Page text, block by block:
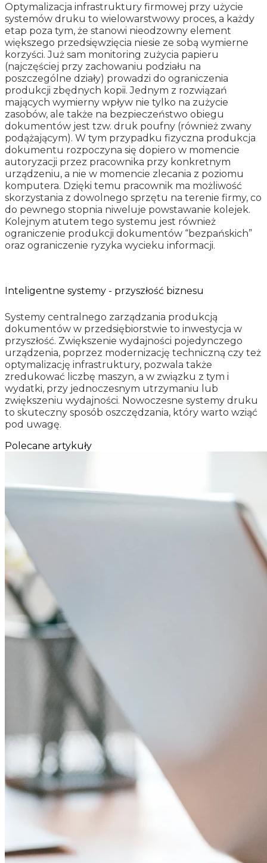
Optymalizacja infrastruktury firmowej przy użycie
systemów druku to wielowarstwowy proces, a każdy
etap poza tym, że stanowi nieodzowny element
większego przedsięwzięcia niesie ze sobą wymierne
korzyści. Już sam monitoring zużycia papieru
(najczęściej przy zachowaniu podziału na
poszczególne działy) prowadzi do ograniczenia
produkcji zbędnych kopii. Jednym z rozwiązań
mających wymierny wpływ nie tylko na zużycie
zasobów, ale także na bezpieczeństwo obiegu
dokumentów jest tzw. druk poufny (również zwany
podążającym). W tym przypadku fizyczna produkcja
dokumentu rozpoczyna się dopiero w momencie
autoryzacji przez pracownika przy konkretnym
urządzeniu, a nie w momencie zlecania z poziomu
komputera. Dzięki temu pracownik ma możliwość
skorzystania z dowolnego sprzętu na terenie firmy, co
do pewnego stopnia niweluje powstawanie kolejek.
Kolejnym atutem tego systemu jest również
ograniczenie produkcji dokumentów “bezpańskich”
oraz ograniczenie ryzyka wycieku informacji.
Inteligentne systemy - przyszłość biznesu
Systemy centralnego zarządzania produkcją
dokumentów w przedsiębiorstwie to inwestycja w
przyszłość. Zwiększenie wydajności pojedynczego
urządzenia, poprzez modernizację techniczną czy też
optymalizację infrastruktury, pozwala także
zredukować liczbę maszyn, a w związku z tym i
wydatki, przy jednoczesnym utrzymaniu lub
zwiększeniu wydajności. Nowoczesne systemy druku
to skuteczny sposób oszczędzania, który warto wziąć
pod uwagę.
Polecane artykuły